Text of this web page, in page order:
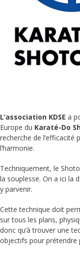
L’association KDSE a
Europe du Karaté-Do
recherche de l’efficacité
l’harmonie.
Techniquement, le
la souplesse. On a ici la
y parvenir.
Cette technique doit
sur tous les plans,
donc qu’à trouver une
objectifs pour prétendre